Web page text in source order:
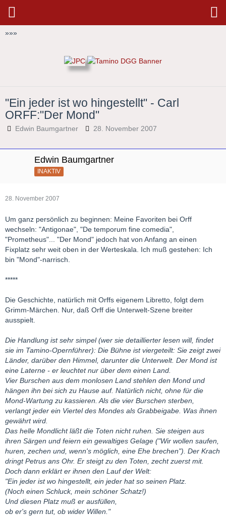
»»»
"Ein jeder ist wo hingestellt" - Carl
ORFF:"Der Mond"
Edwin Baumgartner 28. November 2007
Edwin Baumgartner
INAKTIV
28. November 2007
Um ganz persönlich zu beginnen: Meine Favoriten bei Orff
wechseln: "Antigonae", "De temporum fine comedia",
"Prometheus"... "Der Mond" jedoch hat von Anfang an einen
Fixplatz sehr weit oben in der Werteskala. Ich muß gestehen: Ich
bin "Mond"-narrisch.
*****
Die Geschichte, natürlich mit Orffs eigenem Libretto, folgt dem
Grimm-Märchen. Nur, daß Orff die Unterwelt-Szene breiter
ausspielt.
Die Handlung ist sehr simpel (wer sie detaillierter lesen will, findet
sie im Tamino-Opernführer): Die Bühne ist viergeteilt: Sie zeigt zwei
Länder, darüber den Himmel, darunter die Unterwelt. Der Mond ist
eine Laterne - er leuchtet nur über dem einen Land.
Vier Burschen aus dem monlosen Land stehlen den Mond und
hängen ihn bei sich zu Hause auf. Natürlich nicht, ohne für die
Mond-Wartung zu kassieren. Als die vier Burschen sterben,
verlangt jeder ein Viertel des Mondes als Grabbeigabe. Was ihnen
gewährt wird.
Das helle Mondlicht läßt die Toten nicht ruhen. Sie steigen aus
ihren Särgen und feiern ein gewaltiges Gelage ("Wir wollen saufen,
huren, zechen und, wenn's möglich, eine Ehe brechen"). Der Krach
dringt Petrus ans Ohr. Er steigt zu den Toten, zecht zuerst mit.
Doch dann erklärt er ihnen den Lauf der Welt:
"Ein jeder ist wo hingestellt, ein jeder hat so seinen Platz.
(Noch einen Schluck, mein schöner Schatz!)
Und diesen Platz muß er ausfüllen,
ob er's gern tut, ob wider Willen."